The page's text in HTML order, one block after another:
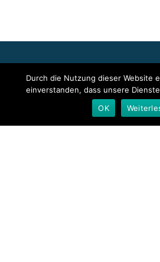
Event bzw. das Stellenangebot sowie
Tonmaterial ist allein der jeweils
verantwortlich. Dieser ist in der Regel
Pressetexte sowie der angehängten
Durch die Nutzung dieser Website
einverstanden, dass unsere
OK